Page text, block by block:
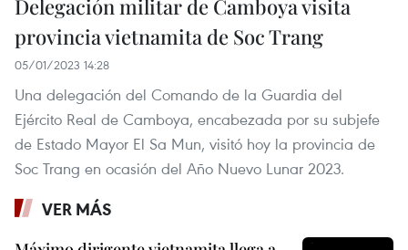
Delegación militar de Camboya visita
provincia vietnamita de Soc Trang
05/01/2023 14:28
Una delegación del Comando de la Guardia del
Ejército Real de Camboya, encabezada por su subjefe
de Estado Mayor El Sa Mun, visitó hoy la provincia de
Soc Trang en ocasión del Año Nuevo Lunar 2023.
VER MÁS